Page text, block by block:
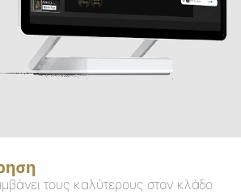
τους καλύτερους στον κλάδο